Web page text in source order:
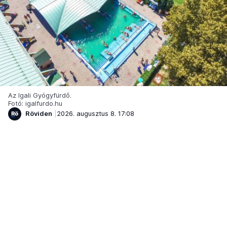
Az Igali Gyógyfürdő.
Fotó: igalfurdo.hu
Röviden
2026. augusztus 8. 17:08